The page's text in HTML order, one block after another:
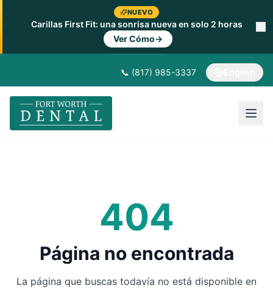
NUEVO
Carillas First Fit: una sonrisa nueva en solo 2 horas
Ver Cómo→
📞 (817) 985-3337
404
Página no encontrada
La página que buscas todavía no está disponible en